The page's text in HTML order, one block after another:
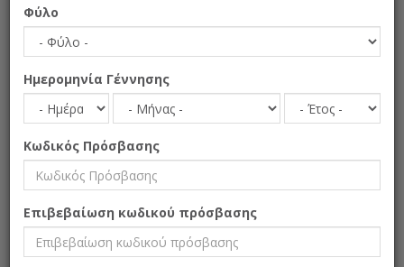
Το Ευρωπαϊκό Όνειρο Ξεκινά
στην Ελλάδα
Γιατί Τόσοι Πολλοί Τούρκοι Αγοράζουν Σπίτια στην Ελλάδα-Η
Έκρηξη της Golden Visa
Φύλο
Ημερομηνία Γέννησης
Κωδικός Πρόσβασης
Επιβεβαίωση κωδικού πρόσβασης